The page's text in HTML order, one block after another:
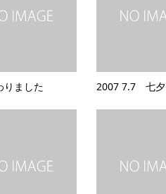
りました 2007 7.7 七夕